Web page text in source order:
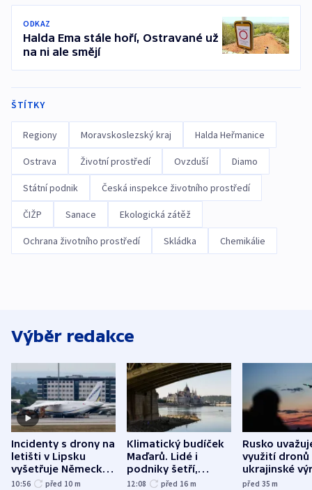
ODKAZ
Halda Ema stále hoří, Ostravané už
na ni ale smějí
ŠTÍTKY
Regiony Moravskoslezský kraj Halda Heřmanice
Ostrava Životní prostředí Ovzduší Diamo
Státní podnik Česká inspekce životního prostředí
ČIŽP Sanace Ekologická zátěž
Ochrana životního prostředí Skládka Chemikálie
Výběr redakce
Incidenty s drony na
letišti v Lipsku
vyšetřuje Německo
jako úmyslný pokus
10:56 před 10 m
Klimatický budíček
Maďarů. Lidé i
podniky šetří,
omezuje se doprava
12:08 před 16 m
Rusko
využití dronů
ukrajinské
útokům v
před 35m